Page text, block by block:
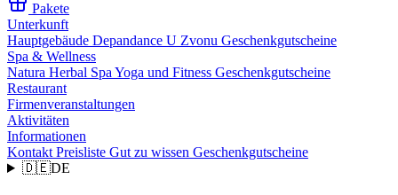
Pakete
Unterkunft
Hauptgebäude Depandance U Zvonu Geschenkgutscheine
Spa & Wellness
Natura Herbal Spa Yoga und Fitness Geschenkgutscheine
Restaurant
Firmenveranstaltungen
Aktivitäten
Informationen
Kontakt Preisliste Gut zu wissen Geschenkgutscheine
🇩🇪DE